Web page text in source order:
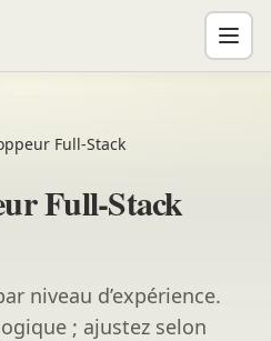
Full-Stack
Full-Stack
niveau d’expérience.
; ajustez selon